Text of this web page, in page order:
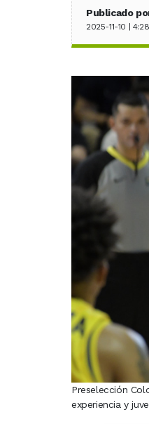
Publicado
2025-11-10 |
Preselección
experiencia y